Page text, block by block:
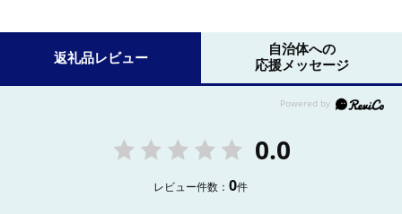
返礼品レビュー
自治体への
応援メッセージ
0.0
レビュー件数：0件